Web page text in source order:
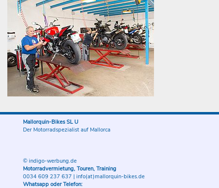
Mallorquin-Bikes SL U
Der Motorradspezialist auf Mallorca
© indigo-werbung.de
Motorradvermietung, Touren, Training
0034 609 237 637 | info(at)mallorquin-bikes.de
Whatsapp oder Telefon: